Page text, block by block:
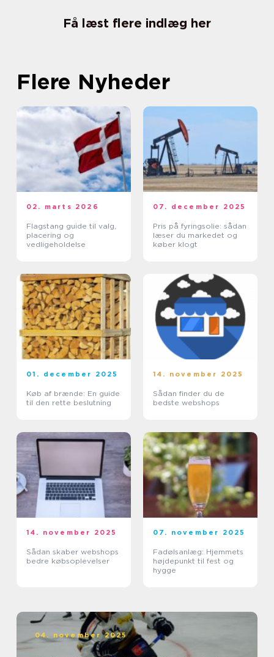
Få læst flere indlæg her
Flere Nyheder
02. marts 2026
Flagstang guide til valg,
placering og
vedligeholdelse
07. december 2025
Pris på fyringsolie: sådan
læser du markedet og
køber klogt
01. december 2025
Køb af brænde: En guide
til den rette beslutning
14. november 2025
Sådan finder du de
bedste webshops
14. november 2025
Sådan skaber webshops
bedre købsoplevelser
07. november 2025
Fadølsanlæg: Hjemmets
højdepunkt til fest og
hygge
04. november 2025